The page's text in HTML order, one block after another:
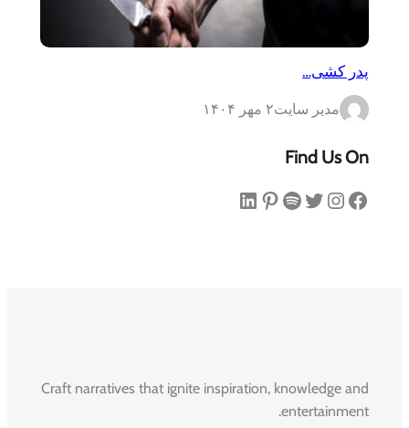
پدر کشی…
مدیر سایت۲ مهر ۱۴۰۴
Find Us On
فیس‌بوک اینستاگرم توییتر اسپاتیفای پینترست لینکداین
Craft narratives that ignite inspiration, knowledge and
entertainment.